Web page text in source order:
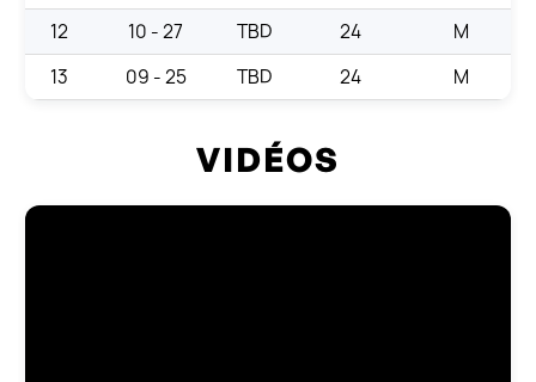
12
10 - 27 TBD 24
M
13
09 - 25 TBD 24 M
VIDÉOS